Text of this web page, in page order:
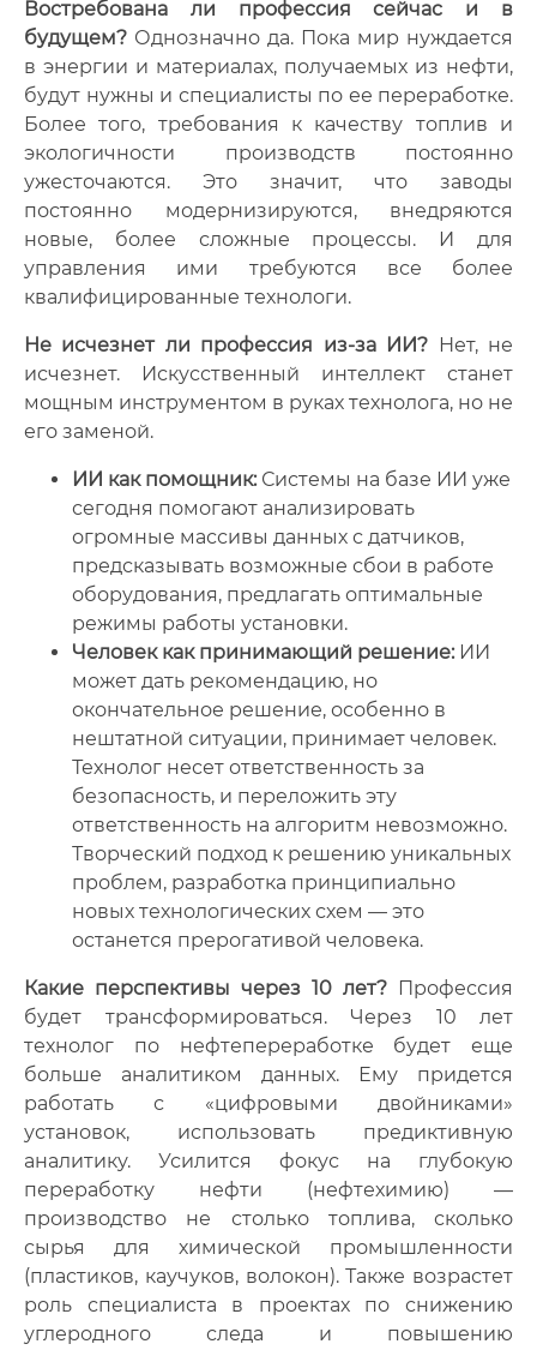
Востребована ли профессия сейчас и в
будущем? Однозначно да. Пока мир нуждается
в энергии и материалах, получаемых из нефти,
будут нужны и специалисты по ее переработке.
Более того, требования к качеству топлив и
экологичности производств постоянно
ужесточаются. Это значит, что заводы
постоянно модернизируются, внедряются
новые, более сложные процессы. И для
управления ими требуются все более
квалифицированные технологи.
Не исчезнет ли профессия из-за ИИ? Нет, не
исчезнет. Искусственный интеллект станет
мощным инструментом в руках технолога, но не
его заменой.
ИИ как помощник:Системы на базе ИИ уже
сегодня помогают анализировать
огромные массивы данных с датчиков,
предсказывать возможные сбои в работе
оборудования, предлагать оптимальные
режимы работы установки.
Человек как принимающий решение:ИИ
может дать рекомендацию, но
окончательное решение, особенно в
нештатной ситуации, принимает человек.
Технолог несет ответственность за
безопасность, и переложить эту
ответственность на алгоритм невозможно.
Творческий подход к решению уникальных
проблем, разработка принципиально
новых технологических схем — это
останется прерогативой человека.
Какие перспективы через 10 лет? Профессия
будет трансформироваться. Через 10 лет
технолог по нефтепереработке будет еще
больше аналитиком данных. Ему придется
работать с «цифровыми двойниками»
установок, использовать предиктивную
аналитику. Усилится фокус на глубокую
переработку нефти (нефтехимию) —
производство не столько топлива, сколько
сырья для химической промышленности
(пластиков, каучуков, волокон). Также возрастет
роль специалиста в проектах по снижению
углеродного следа и повышению